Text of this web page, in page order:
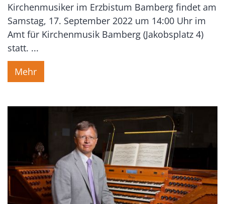
Kirchenmusiker im Erzbistum Bamberg findet am
Samstag, 17. September 2022 um 14:00 Uhr im
Amt für Kirchenmusik Bamberg (Jakobsplatz 4)
statt. ...
Mehr